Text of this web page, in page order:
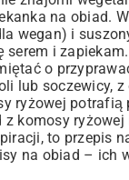
na obiad.
wegan) i
i
o
lub soczewicy,
ryżowej
komosy
to przepis
na obiad – ich